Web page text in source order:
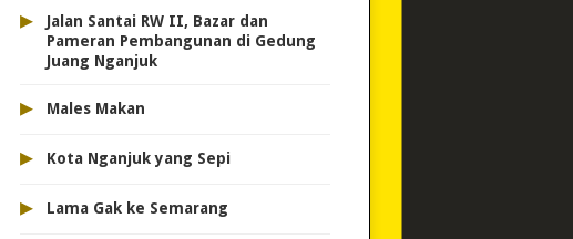
▸
Jalan Santai RW II, Bazar dan
Pameran Pembangunan di Gedung
Juang Nganjuk
▸ Males Makan
▸ Kota Nganjuk yang Sepi
▸ Lama Gak ke Semarang